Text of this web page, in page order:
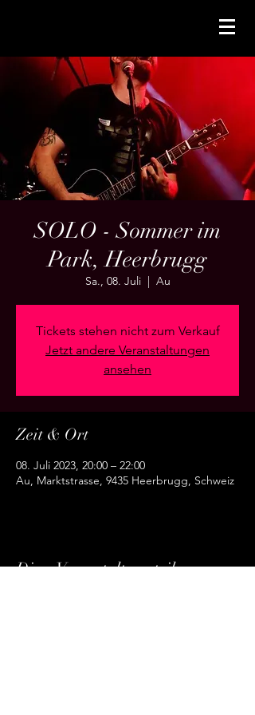
SOLO - Sommer im
Park, Heerbrugg
Sa., 08. Juli
  |
Au
Tickets stehen nicht zum Verkauf
Jetzt andere Veranstaltungen
ansehen
Zeit & Ort
08. Juli 2023, 20:00 – 22:00
Au, Marktstrasse, 9435 Heerbrugg, Schweiz
Diese Veranstaltung teilen